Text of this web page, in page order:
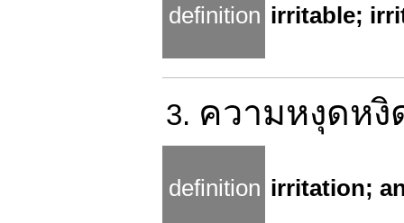
definition irritable;
3. ความหงุดหงิ
definition irritation;